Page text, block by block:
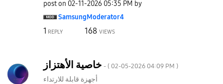
post on ‎02-11-2026 05:35 PM by
SamsungModerator4
1 REPLY 168 VIEWS
خاصية الأهتزاز - ( ‎02-05-2026 04:09 PM )
أجهزة قابلة للارتداء